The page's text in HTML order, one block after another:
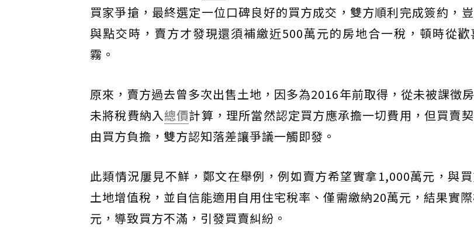
買家爭搶，最終選定一位口碑良好的買方成交，雙方順利完成簽約，
與點交時，賣方才發現還須補繳近500萬元的房地合一稅，頓時從
霧。
原來，賣方過去曾多次出售土地，因多為2016年前取得，從未被課徵
未將稅費納入總價計算，理所當然認定買方應承擔一切費用，但買賣
由買方負擔，雙方認知落差讓爭議一觸即發。
此類情況屢見不鮮，鄭文在舉例，例如賣方希望實拿1,000萬元，與
土地增值稅，並自信能適用自用住宅稅率、僅需繳納20萬元，結果實
元，導致買方不滿，引發買賣糾紛。